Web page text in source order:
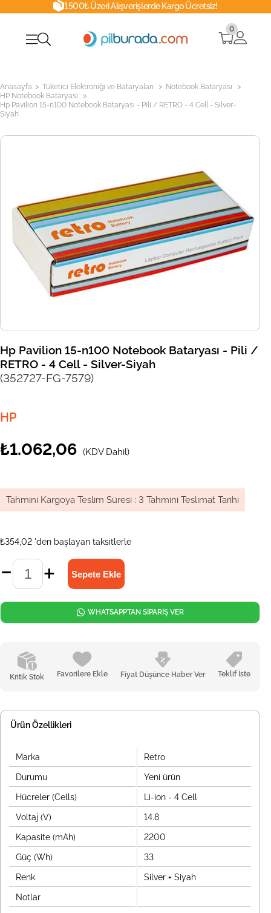
1500₺ Üzeri Alışverişlerde Kargo Ücretsiz!
0
Anasayfa > Tüketici Elektroniği ve Bataryaları > Notebook Bataryası >
HP Notebook Bataryası >
Hp Pavilion 15-n100 Notebook Bataryası - Pili / RETRO - 4 Cell - Silver-
Siyah
Hp Pavilion 15-n100 Notebook Bataryası - Pili /
RETRO - 4 Cell - Silver-Siyah
(352727-FG-7579)
HP
₺1.062,06 (KDV Dahil)
Tahmini Kargoya Teslim Süresi : 3 Tahmini Teslimat Tarihi
₺354,02 'den başlayan taksitlerle
Kritik Stok Favorilere Ekle Fiyat Düşünce Haber Ver Teklif İste
WHATSAPPTAN SİPARİŞ VER
Ürün Özellikleri
Marka Retro
Durumu Yeni ürün
Hücreler (Cells) Li-ion - 4 Cell
Voltaj (V) 14.8
Kapasite (mAh) 2200
Güç (Wh) 33
Renk Silver + Siyah
Notlar